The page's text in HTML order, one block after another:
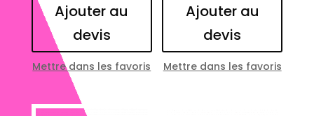
Ajouter au
devis
Mettre dans les favoris
Ajouter au
devis
Mettre dans les favoris